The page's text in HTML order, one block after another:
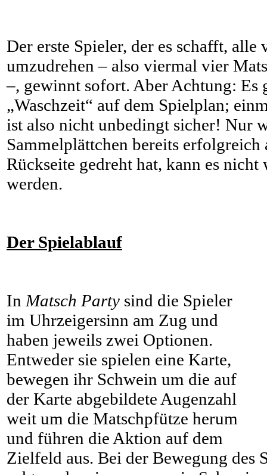
Der erste Spieler, der es schafft, alle
umzudrehen – also viermal vier
–, gewinnt sofort. Aber Achtung: Es
„Waschzeit“ auf dem Spielplan;
ist also nicht unbedingt sicher! Nur
Sammelplättchen bereits erfolgreich
Rückseite gedreht hat, kann es
werden.
Der Spielablauf
In Matsch Party sind die Spieler
im Uhrzeigersinn am Zug und
haben jeweils zwei Optionen.
Entweder sie spielen eine Karte,
bewegen ihr Schwein um die auf
der Karte abgebildete Augenzahl
weit um die Matschpfütze herum
und führen die Aktion auf dem
Zielfeld aus. Bei der Bewegung des